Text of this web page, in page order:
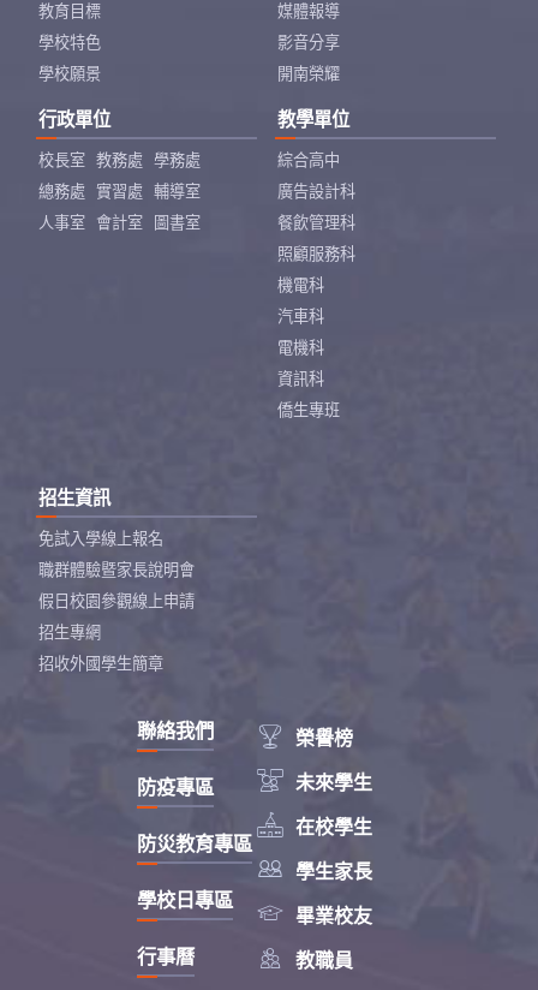
教育目標
學校特色
學校願景
媒體報導
影音分享
開南榮耀
行政單位
校長室 教務處
學務處
總務處
實習處
輔導室
人事室
會計室 圖書室
教學單位
綜合高中
廣告設計科
餐飲管理科
照顧服務科
機電科
汽車科
電機科
資訊科
僑生專班
招生資訊
免試入學線上報名
職群體驗暨家長說明會
假日校園參觀線上申請
招生專網
招收外國學生簡章
 榮譽榜
 未來學生
 在校學生
 學生家長
 畢業校友
 教職員
聯絡我們
防疫專區
防災教育專區
學校日專區
行事曆